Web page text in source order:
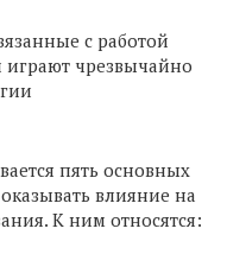
с работой
играют чрезвычайно
пять основных
влияние на
К ним относятся: